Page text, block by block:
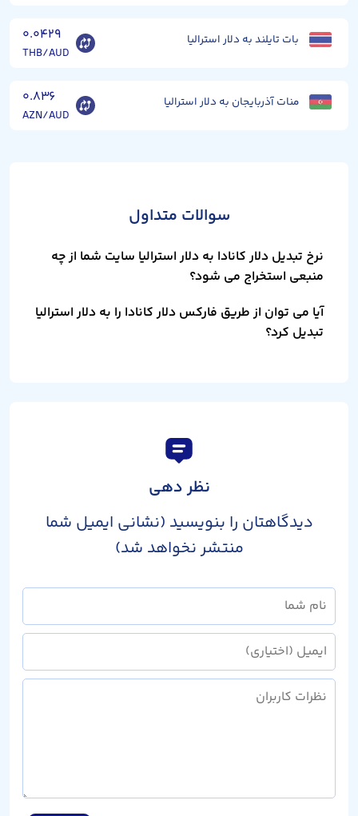
بات تایلند به دلار استرالیا ۰.۰۴۲۹
THB/AUD
منات آذربایجان به دلار استرالیا ۰.۸۳۶
AZN/AUD
سوالات متداول
نرخ تبدیل دلار کانادا به دلار استرالیا سایت شما از چه
منبعی استخراج می شود؟
آیا می توان از طریق فارکس دلار کانادا را به دلار استرالیا
تبدیل کرد؟
نظر دهی
دیدگاهتان را بنویسید (نشانی ایمیل شما
منتشر نخواهد شد)